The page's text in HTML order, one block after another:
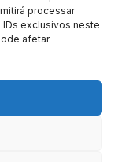
processar
exclusivos neste
afetar